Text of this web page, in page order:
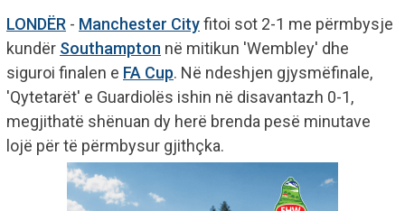
LONDËR - Manchester Cityfitoi sot 2-1 me përmbysje
kundër Southampton në mitikun 'Wembley' dhe
siguroi finalen e FA Cup. Në ndeshjen gjysmëfinale,
'Qytetarët' e Guardiolës ishin në disavantazh 0-1,
megjithatë shënuan dy herë brenda pesë minutave
lojë për të përmbysur gjithçka.